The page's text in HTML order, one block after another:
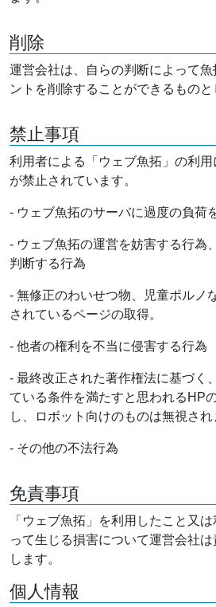
削除
運営会社は、自らの判断によって
ントを削除することができるものと
禁止事項
利用者による「ウェブ魚拓」の利
が禁止されています。
- ウェブ魚拓のサーバに過度の負荷
- ウェブ魚拓の運営を妨害する行為
判断する行為
- 無修正のわいせつ物、児童ポルノ
されているページの取得。
- 他者の権利を不当に侵害する行為
- 最終改正された著作権法に基づく
ている条件を満たすと思われるHP
し、ロボット向けのものは無視され
- その他の不法行為
免責事項
「ウェブ魚拓」を利用したこと又
って生じる損害について運営会社
します。
個人情報